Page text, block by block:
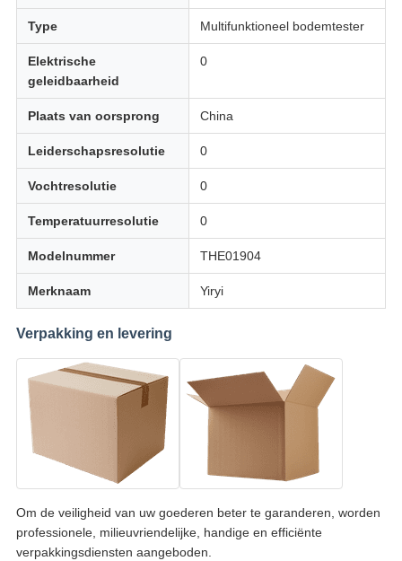
Type Multifunktioneel bodemtester
Elektrische
geleidbaarheid
0
Plaats van oorsprong China
Leiderschapsresolutie 0
Vochtresolutie 0
Temperatuurresolutie 0
Modelnummer THE01904
Merknaam Yiryi
Verpakking en levering
Om de veiligheid van uw goederen beter te garanderen, worden
professionele, milieuvriendelijke, handige en efficiënte
verpakkingsdiensten aangeboden.